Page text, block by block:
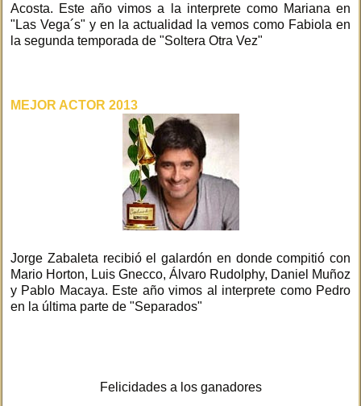
Acosta. Este año vimos a la interprete como Mariana en
"Las Vega´s" y en la actualidad la vemos como Fabiola en
la segunda temporada de "Soltera Otra Vez"
MEJOR ACTOR 2013
Jorge Zabaleta recibió el galardón en donde compitió con
Mario Horton, Luis Gnecco, Álvaro Rudolphy, Daniel Muñoz
y Pablo Macaya. Este año vimos al interprete como Pedro
en la última parte de "Separados"
Felicidades a los ganadores